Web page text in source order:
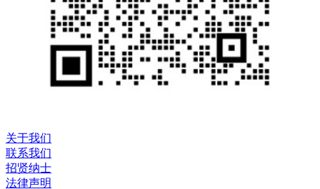
关于我们
联系我们
招贤纳士
法律声明